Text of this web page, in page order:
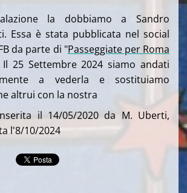
la dobbiamo a Sandro
Essa è stata pubblicata nel social
da parte di "Passeggiate per Roma
Il 25 Settembre 2024 siamo andati
a vederla e sostituiamo
altrui con la nostra
il 14/05/2020da M. Uberti,
l'8/10/2024